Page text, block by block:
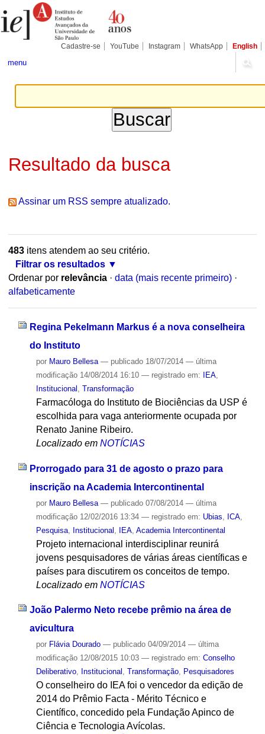
para
conteúdo.
Pessoais
Cadastre-se YouTube Instagram WhatsApp English
menu
Resultado da busca
Assinar um RSS sempre atualizado.
483itens atendem ao seu critério.
Filtrar os resultados
Ordenar por relevância · data (mais recente primeiro) ·
alfabeticamente
Regina Pekelmann Markus é a nova conselheira
do Instituto
por Mauro Bellesa — publicado18/07/2014 — última
modificação14/08/2014 16:10 — registrado em: IEA,
Institucional
Transformação
Farmacóloga do Instituto de Biociências da USP é
escolhida para vaga anteriormente ocupada por
Renato Janine Ribeiro.
Localizado em NOTÍCIAS
Prorrogado para 31 de agosto o prazo para
inscrição na Academia Intercontinental
por Mauro Bellesa — publicado07/08/2014 — última
modificação12/02/2016 13:34 — registrado em: Ubias ICA,
Pesquisa, Institucional IEA, Academia Intercontinental
Projeto internacional interdisciplinar reunirá
jovens pesquisadores de várias áreas científicas e
países para discutirem os conceitos de tempo.
Localizado em NOTÍCIAS
João Palermo Neto recebe prêmio na área de
avicultura
por Flávia Dourado — publicado04/09/2014 — última
modificação12/08/2015 10:03 — registrado em: Conselho
Deliberativo, Institucional , Transformação, Pesquisadores
O conselheiro do IEA foi o vencedor da edição de
2014 do Prêmio Facta - Mérito Técnico e
Científico, concedido pela Fundação Apinco de
Ciência e Tecnologia Avícolas.